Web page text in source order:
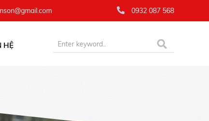
0932 087 568
HỆ